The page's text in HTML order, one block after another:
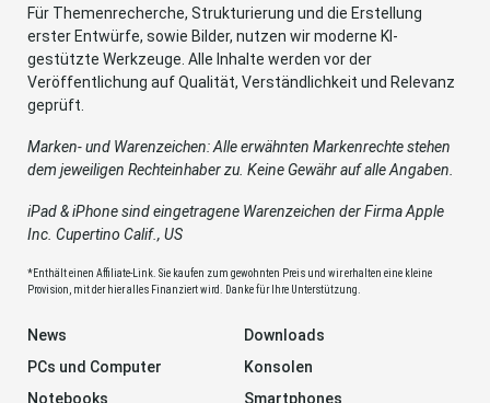
Für Themenrecherche, Strukturierung und die Erstellung
erster Entwürfe, sowie Bilder, nutzen wir moderne KI-
gestützte Werkzeuge. Alle Inhalte werden vor der
Veröffentlichung auf Qualität, Verständlichkeit und Relevanz
geprüft.
Marken- und Warenzeichen: Alle erwähnten Markenrechte stehen
dem jeweiligen Rechteinhaber zu. Keine Gewähr auf alle Angaben.
iPad & iPhone sind eingetragene Warenzeichen der Firma Apple
Inc. Cupertino Calif., US
*Enthält einen Affiliate-Link. Sie kaufen zum gewohnten Preis und wir erhalten eine kleine
Provision, mit der hier alles Finanziert wird. Danke für Ihre Unterstützung.
News
Downloads
PCs und Computer
Konsolen
Notebooks
Smartphones